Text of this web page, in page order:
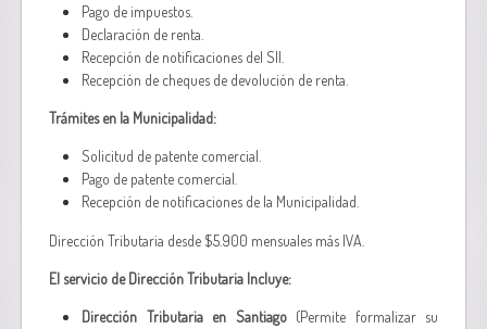
Pago de impuestos.
Declaración de renta.
Recepción de notificaciones del SII.
Recepción de cheques de devolución de renta.
Trámites en la Municipalidad:
Solicitud de patente comercial.
Pago de patente comercial.
Recepción de notificaciones de la Municipalidad.
Dirección Tributaria desde $5.900 mensuales más IVA.
El servicio de Dirección Tributaria Incluye:
Dirección Tributaria en Santiago (Permite formalizar su